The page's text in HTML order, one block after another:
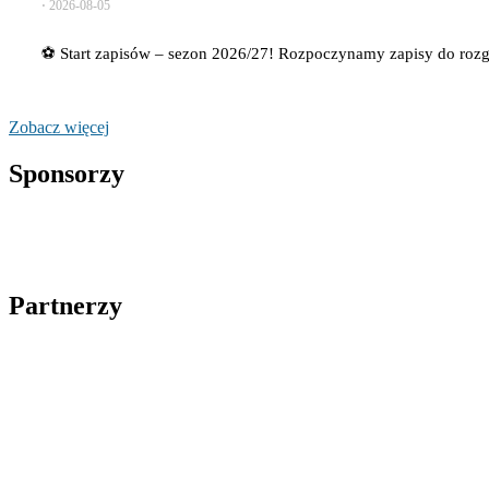
⋅ 2026-08-05
⚽ Start zapisów – sezon 2026/27! Rozpoczynamy zapisy do
Zobacz więcej
Sponsorzy
Partnerzy